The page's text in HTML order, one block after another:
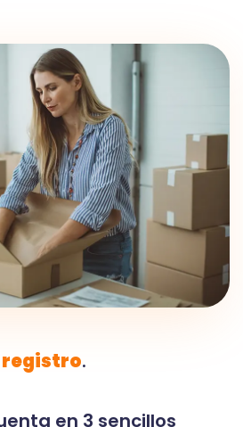
registro.
en 3 sencillos